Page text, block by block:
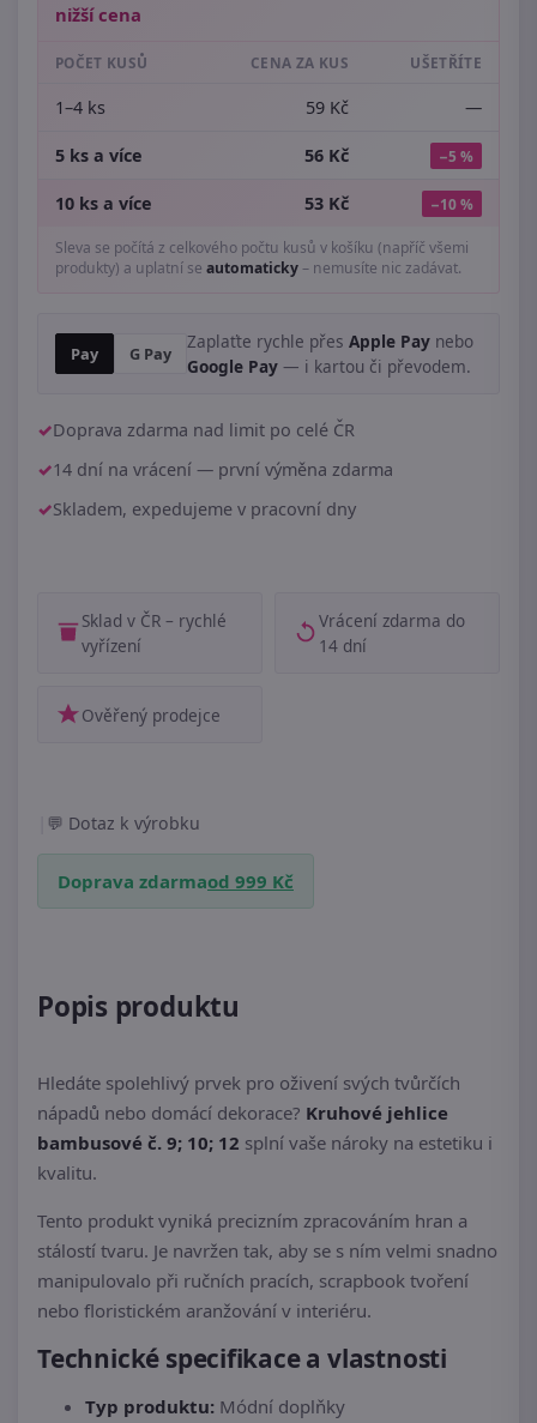
nižší cena
POČET KUSŮ CENA ZA KUS UŠETŘÍTE
1–4 ks 59 Kč —
5 ks a více 56 Kč −5 %
10 ks a více 53 Kč −10 %
Sleva se počítá z celkového počtu kusů v košíku (napříč všemi
produkty) a uplatní se automaticky– nemusíte nic zadávat.
Pay G Pay
Zaplaťte rychle přes Apple Pay nebo
Google Pay — i kartou či převodem.
Doprava zdarma nad limit po celé ČR
14 dní na vrácení — první výměna zdarma
Skladem, expedujeme v pracovní dny
Sklad v ČR – rychlé
vyřízení
Vrácení zdarma do
14 dní
Ověřený prodejce
Dotaz k výrobku
Doprava zdarmaod 999 Kč
Popis produktu
Hledáte spolehlivý prvek pro oživení svých tvůrčích
nápadů nebo domácí dekorace? Kruhové jehlice
bambusové č. 9; 10; 12 splní vaše nároky na estetiku i
kvalitu.
Tento produkt vyniká precizním zpracováním hran a
stálostí tvaru. Je navržen tak, aby se s ním velmi snadno
manipulovalo při ručních pracích, scrapbook tvoření
nebo floristickém aranžování v interiéru.
Technické specifikace a vlastnosti
Typ produktu: Módní doplňky